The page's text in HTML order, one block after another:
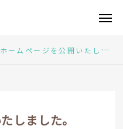
ホームページを公開いたしました。
しました。
メール